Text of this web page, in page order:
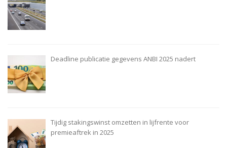
Deadline publicatie gegevens ANBI 2025 nadert
Tijdig stakingswinst omzetten in lijfrente voor
premieaftrek in 2025